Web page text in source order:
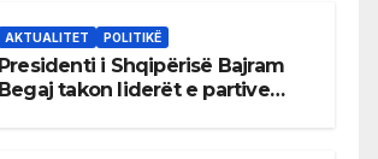
AKTUALITET POLITIKË
Presidenti i Shqipërisë Bajram
Begaj takon liderët e partive